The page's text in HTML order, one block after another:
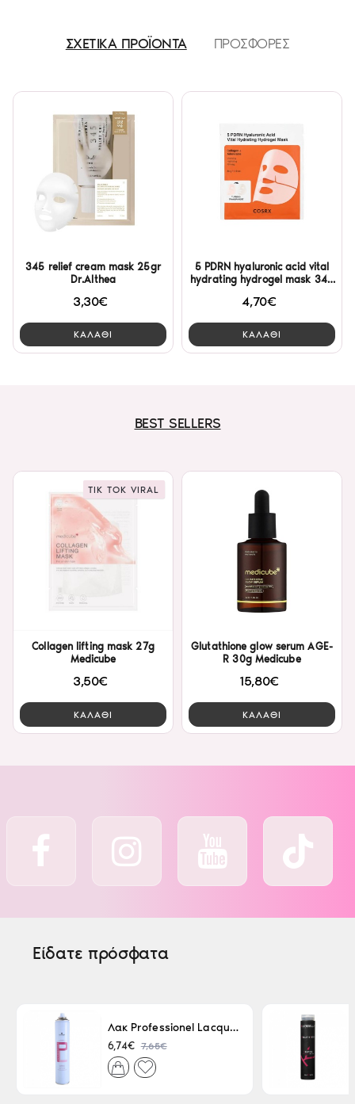
ΣΧΕΤΙΚΑ ΠΡΟΪΟΝΤΑ ΠΡΟΣΦΟΡΕΣ
345 relief cream mask 25gr
Dr.Althea
3,30€
ΚΑΛΑΘΙ
5 PDRN hyaluronic acid vital
hydrating hydrogel mask 34g
4,70€
ΚΑΛΑΘΙ
BEST SELLERS
TIK TOK VIRAL
Collagen lifting mask 27g
Medicube
3,50€
ΚΑΛΑΘΙ
Glutathione glow serum AGE-
R 30g Medicube
15,80€
ΚΑΛΑΘΙ
Είδατε πρόσφατα
Λακ Professionel Lacque Super Strong 500ml
6,74€ 7,65€